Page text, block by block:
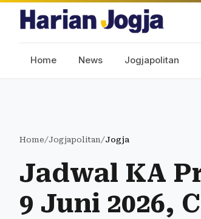
Home News Jogjapolitan
Home/Jogjapolitan/Jogja
Jadwal KA
9 Juni 2026,